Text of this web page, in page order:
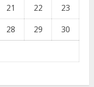
21 22
23
28 29
30